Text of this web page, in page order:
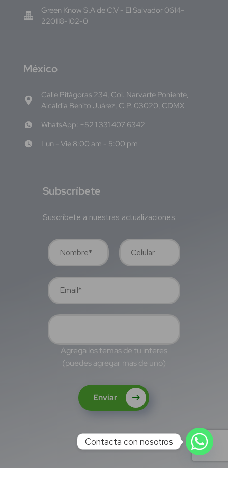
Green Know S.A de C.V - El Salvador 0614-
220118-102-0
México
Calle Pitágoras 234, Col. Narvarte Poniente,
Alcaldía Benito Juárez, C.P. 03020, CDMX
WhatsApp: +52 1 331 407 6342
Lun - Vie 8:00 am - 5:00 pm
Subscríbete
Suscríbete a nuestras actualizaciones.
Agrega los temas de tu interes
(puedes agregar mas de uno)
Enviar
Contacta con nosotros